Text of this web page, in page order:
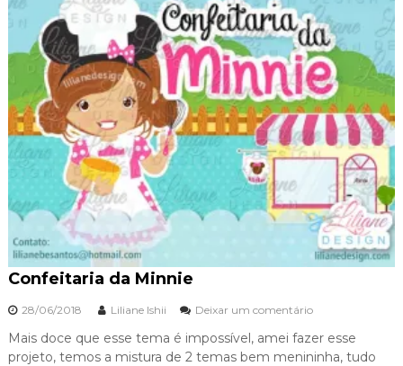
Confeitaria da Minnie
28/06/2018 Liliane Ishii Deixar um comentárioe
C
o
Mais doce que esse tema é impossível, amei fazer esse
projeto, temos a mistura de 2 temas bem menininha, tudo